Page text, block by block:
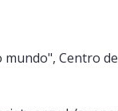
Centro